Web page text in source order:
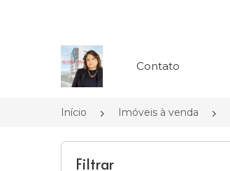
Página inicial
Contato
Início Imóveis à venda
Filtrar